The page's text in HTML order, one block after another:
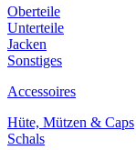
Oberteile
Unterteile
Jacken
Sonstiges
Accessoires
Hüte, Mützen & Caps
Schals